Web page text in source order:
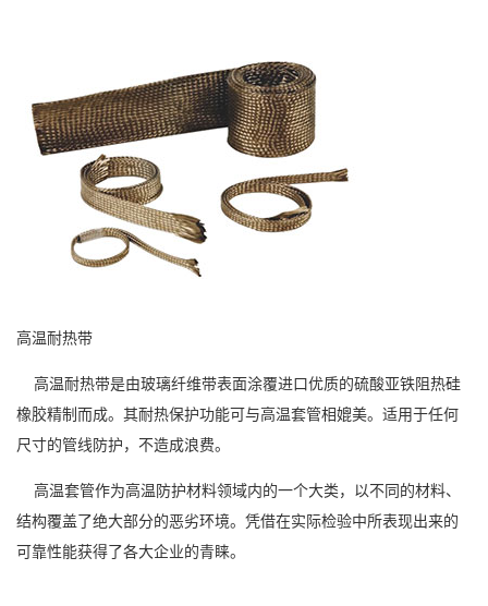
高温耐热带
高温耐热带是由玻璃纤维带表面涂覆进口优质的硫酸亚铁阻热硅
橡胶精制而成。其耐热保护功能可与高温套管相媲美。适用于任何
尺寸的管线防护，不造成浪费。
高温套管作为高温防护材料领域内的一个大类，以不同的材料、
结构覆盖了绝大部分的恶劣环境。凭借在实际检验中所表现出来的
可靠性能获得了各大企业的青睐。